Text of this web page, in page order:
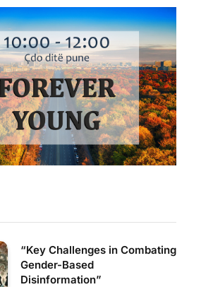
“Key Challenges in Combating
Gender-Based
Disinformation”